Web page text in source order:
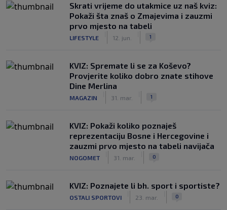
Skrati vrijeme do utakmice uz naš kviz:
Pokaži šta znaš o Zmajevima i zauzmi
prvo mjesto na tabeli
LIFESTYLE 12. jun. 1
KVIZ: Spremate li se za Koševo?
Provjerite koliko dobro znate stihove
Dine Merlina
MAGAZIN 31. mar. 1
KVIZ: Pokaži koliko poznaješ
reprezentaciju Bosne i Hercegovine i
zauzmi prvo mjesto na tabeli navijača
NOGOMET 31. mar. 0
KVIZ: Poznajete li bh. sport i sportiste?
OSTALI SPORTOVI 23. mar. 0